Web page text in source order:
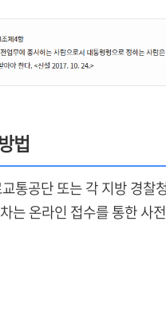
법
통공단 또는 각 지방 경찰
는 온라인 접수를 통한 사